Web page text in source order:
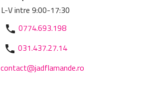
L-V intre 9:00-17:30
phone 0774.693.198
phone 031.437.27.14
contact@jadflamande.ro